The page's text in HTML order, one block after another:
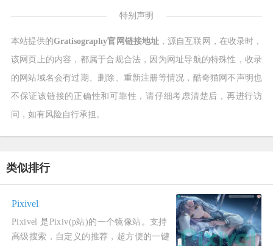
特别声明
本站提供的Gratisography官网链接地址 ，源自互联网，在收录时，
该网页上的内容，都属于合规合法，因为网址导航的特殊性，收录
的网站域名会有过期、删除、重新注册等情况，酷奇猫网不声明也
不保证该链接的正确性和可靠性，请仔细考虑清楚后，再进行访
问，如有风险自行承担。
类似排行
Pixivel
Pixivel 是Pixiv(p站)的一个镜像站。支持
高级搜索，自定义的推荐，超方便的一键